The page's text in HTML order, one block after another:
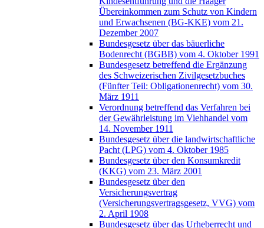
Übereinkommen zum Schutz von Kindern
und Erwachsenen (BG-KKE) vom 21.
Dezember 2007
Bundesgesetz über das bäuerliche
Bodenrecht (BGBB) vom 4. Oktober 1991
Bundesgesetz betreffend die Ergänzung
des Schweizerischen Zivilgesetzbuches
(Fünfter Teil: Obligationenrecht) vom 30.
März 1911
Verordnung betreffend das Verfahren bei
der Gewährleistung im Viehhandel vom
14. November 1911
Bundesgesetz über die landwirtschaftliche
Pacht (LPG) vom 4. Oktober 1985
Bundesgesetz über den Konsumkredit
(KKG) vom 23. März 2001
Bundesgesetz über den
Versicherungsvertrag
(Versicherungsvertragsgesetz, VVG) vom
2. April 1908
Bundesgesetz über das Urheberrecht und